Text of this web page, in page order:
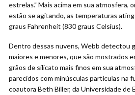
estrelas.” Mais acima em sua atmosfera,
estão se agitando, as temperaturas
graus Fahrenheit (830 graus Celsius).
Dentro dessas nuvens, Webb detectou
maiores e menores, que são mostrados
grãos de silicato mais finos em sua
parecidos com minúsculas partículas na
coautora Beth Biller, da Universidade de